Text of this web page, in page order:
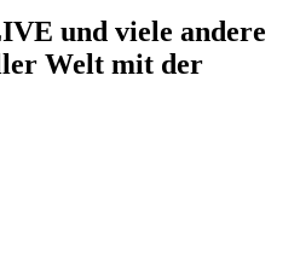
und viele andere
Welt mit der